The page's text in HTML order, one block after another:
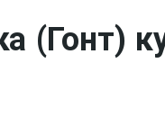
(Гонт)